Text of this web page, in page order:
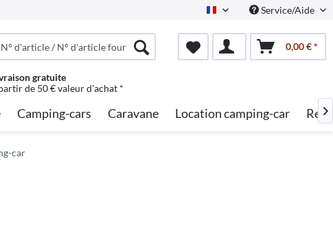
French Service/Aide
0,00 € *
gratuite
de 50 € valeur d'achat *
Camping-cars Caravane Location camping-car 
car